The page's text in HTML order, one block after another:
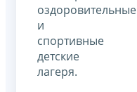
оздоровительные
и
спортивные
детские
лагеря.